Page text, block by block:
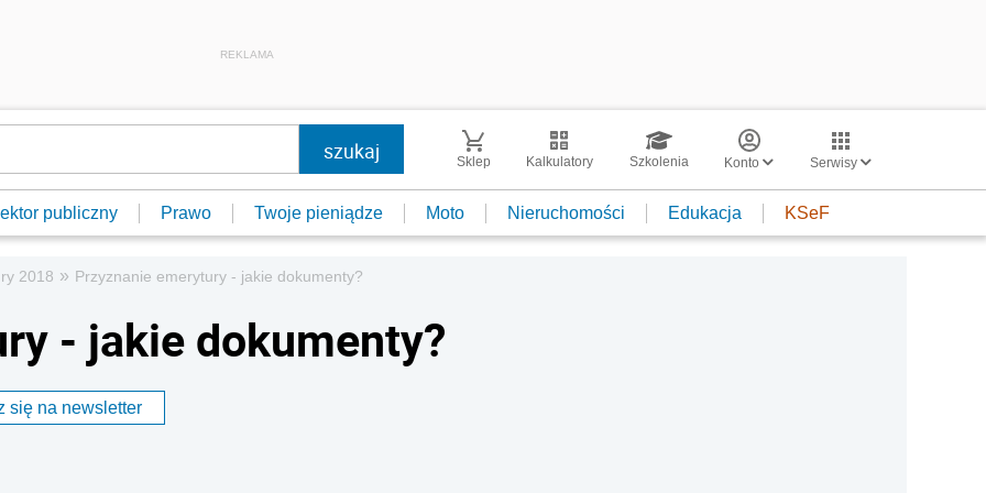
REKLAMA
Sklep Kalkulatory Szkolenia Konto Serwisy
publiczny Prawo Twoje pieniądze Moto Nieruchomości Edukacja KSeF
2018 » Przyznanie emerytury - jakie dokumenty?
- jakie dokumenty?
się na newsletter